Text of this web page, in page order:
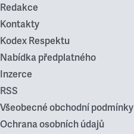
Redakce
Kontakty
Kodex Respektu
Nabídka předplatného
Inzerce
RSS
Všeobecné obchodní podmínky
Ochrana osobních údajů